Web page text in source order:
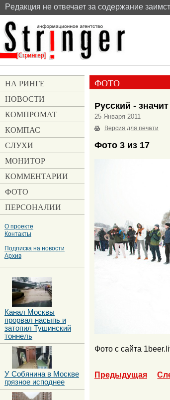
Pедакция не отвечает за содержание
ФОТО
Русский -
25 Января 2011
Версия для печати
Фото 3 из 17
Фото с сайта
Предыдущая
НА РИНГЕ
НОВОСТИ
КОМПРОМАТ
КОМПАС
СЛУХИ
МОНИТОР
КОММЕНТАРИИ
ФОТО
ПЕРСОНАЛИИ
О проекте
Контакты
Подписка на новости
Архив
Канал Москвы
прорвал насыпь и
затопил Тушинский
тоннель
У Собянина в Москве
грязное исподнее